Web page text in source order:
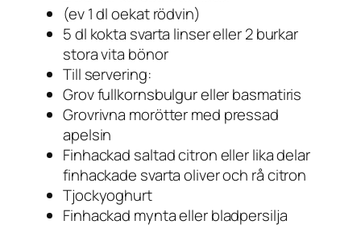
(ev 1 dl oekat rödvin)
5 dl kokta svarta linser eller 2 burkar
stora vita bönor
Till servering:
Grov fullkornsbulgur eller basmatiris
Grovrivna morötter med pressad
apelsin
Finhackad saltad citron eller lika delar
finhackade svarta oliver och rå citron
Tjockyoghurt
Finhackad mynta eller bladpersilja